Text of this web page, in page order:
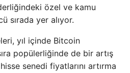
özel ve kamu
sırada yer alıyor.
yıl içinde Bitcoin
popülerliğinde de bir artış
senedi fiyatlarını artırma